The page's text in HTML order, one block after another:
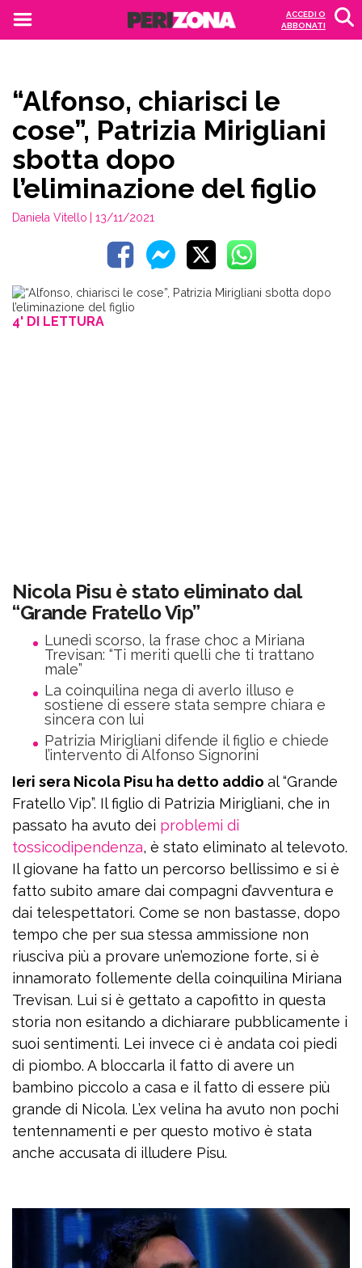
ACCEDI O
ABBONATI
“Alfonso, chiarisci le
cose”, Patrizia Mirigliani
sbotta dopo
l’eliminazione del figlio
Daniela Vitello | 13/11/2021
4' DI LETTURA
Nicola Pisu è stato eliminato dal
“Grande Fratello Vip”
Lunedì scorso, la frase choc a Miriana
Trevisan: “Ti meriti quelli che ti trattano
male”
La coinquilina nega di averlo illuso e
sostiene di essere stata sempre chiara e
sincera con lui
Patrizia Mirigliani difende il figlio e chiede
l’intervento di Alfonso Signorini
Ieri sera Nicola Pisu ha detto addio al “Grande
Fratello Vip”. Il figlio di Patrizia Mirigliani, che in
passato ha avuto dei problemi di
tossicodipendenza, è stato eliminato al televoto.
Il giovane ha fatto un percorso bellissimo e si è
fatto subito amare dai compagni d’avventura e
dai telespettatori. Come se non bastasse, dopo
tempo che per sua stessa ammissione non
riusciva più a provare un’emozione forte, si è
innamorato follemente della coinquilina Miriana
Trevisan. Lui si è gettato a capofitto in questa
storia non esitando a dichiarare pubblicamente i
suoi sentimenti. Lei invece ci è andata coi piedi
di piombo. A bloccarla il fatto di avere un
bambino piccolo a casa e il fatto di essere più
grande di Nicola. L’ex velina ha avuto non pochi
tentennamenti e per questo motivo è stata
anche accusata di illudere Pisu.